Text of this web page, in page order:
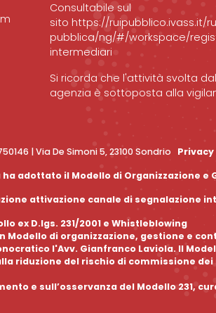
Consultabile sul
sito https://ruipubblico.ivass.it/
pubblica/ng/#/workspace/
intermediari
Si ricorda che l'attività svolta
agenzia è sottoposta alla
| Via De Simoni 5, 23100 Sondrio Privacy
adottato il Modello di Organizzazione
attivazione canale di segnalazione
ex D.lgs. 231/2001 e Whistleblowing
Modello di organizzazione, gestione e
l'Avv. Gianfranco Laviola. Il
riduzione del rischio di commissione
e sull’osservanza del Modello 231,